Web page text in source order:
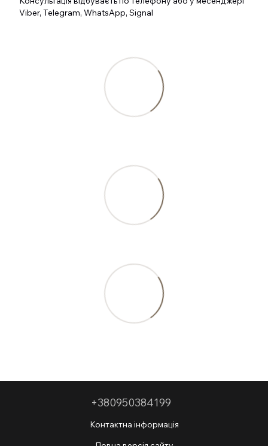
Viber, Telegram, WhatsApp, Signal
+380950384199
Контактна інформація